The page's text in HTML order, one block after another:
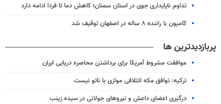
تداوم ناپایداری جوی در استان سمنان؛ کاهش دما تا فردا ادامه دارد
کامیون با راننده ۸ ساله در اصفهان توقیف شد
پربازدیدترین ها
موافقت مشروط آمریکا برای برداشتن محاصره دریایی ایران
ترکیه: توافق مکه ائتلافی موازی با ناتو نیست
درگیری اعضای داعش و نیروهای جولانی در سیده زینب